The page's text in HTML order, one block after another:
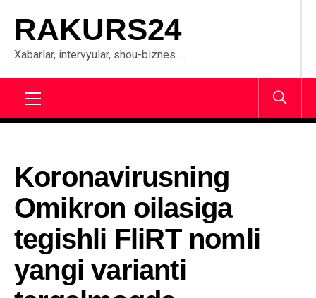
content
RAKURS24
Xabarlar, intervyular, shou-biznes …
Koronavirusning
Omikron oilasiga
tegishli FliRT nomli
yangi varianti